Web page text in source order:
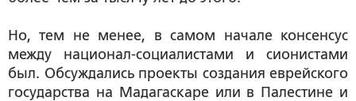
Но, тем не менее, в самом начале консенсус
между национал-социалистами и сионистами
был. Обсуждались проекты создания еврейского
государства на Мадагаскаре или в Палестине и